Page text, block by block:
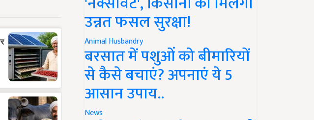
उन्नत फसल सुरक्षा!
Animal Husbandry
बरसात में पशुओं को बीमारियों
से कैसे बचाएं? अपनाएं ये 5
आसान उपाय..
News